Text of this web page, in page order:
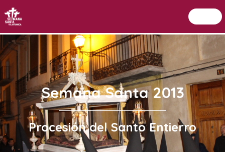
Setmana Santa Vilafranca
Semana Santa 2013
Procesión del Santo Entierro